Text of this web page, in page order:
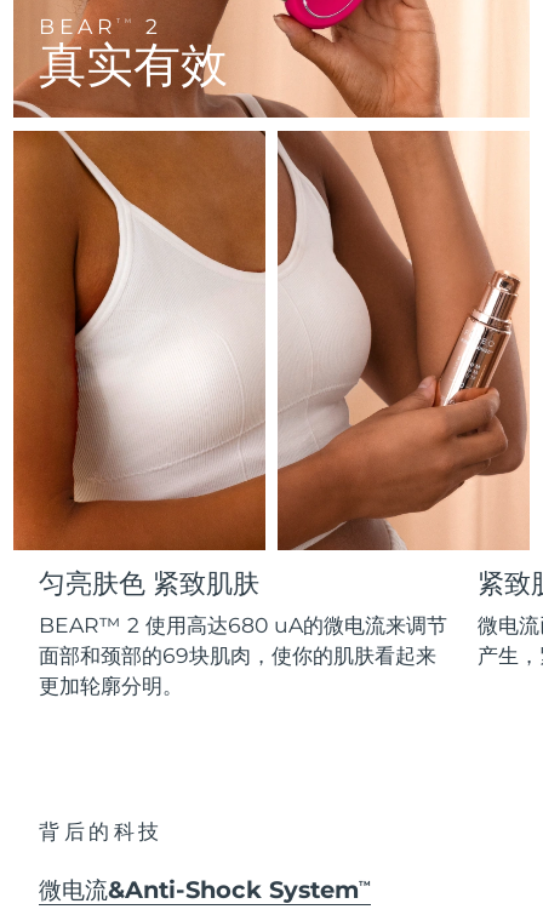
BEARTM 2
真实有效
匀亮肤色 紧致肌肤
BEAR™ 2 使用高达680 uA的微电流来调节
面部和颈部的69块肌肉，使你的肌肤看起来
更加轮廓分明。
紧致
微电
产生
背后的科技
微电流&Anti-Shock SystemTM
LUNA™ 护肤
Premium cleansers & balm
LUNA™ 设备
All facial cleansing devices
面膜
Rejuvenation & hydration
All deep facial hydration devices
issa™ Teeth Whitening Set
Dual LED + sonic device & 18% PAP gel
All silicone sonic toothbrushes
FAQ™ 103
Luxurious clinical anti-aging set
FAQ™ P1 Primer
Manuka honey primer
FAQ™护肤品
All FAQ™ skincare
FAQ™产品
All anti-aging treatments
FAQ™ 211
Anti-aging neck & décolleté LED mask
FAQ™ 221
Anti-aging LED hand mask
FAQ™护肤品
All FAQ™ skincare
FAQ™产品
All LED treatments
FAQ™ Scalp Serum
Scalp recovery probiotic serum
FAQ™护肤品
All FAQ™ skincare
FAQ™ 502
Full-Spectrum Red Light Therapy
FAQ™ Red Light Serum
FAQ™ products
All toning treatments
保健品
专业治疗
脱毛
PEACH™ 2 Pro Max
Professional IPL hair removal device
PEACH™ 2
IPL hair removal
PEACH™ 2 go
Travel-friendly IPL hair removal
PEACH™ Cooling Prep Gel
Cooling IPL hair removal gel
身体护理
Microcurrent body toning
LUNA™ 4 body
Massaging body brush
SUPERCHARGED™ serum
Firming body serum
痘肌护理
ESPADA™ 2 plus
Recurring acne LED therapy
Acne treatment device
ESPADA™ Blemish Solution
All acne treatment devices
眼部护理
BEAR™ 2 eyes & lips
Microcurrent line smoothing device
Rejuvenating eye massager
眼部护肤
All revitalizing eye massagers
毛孔护理
KIWI™ derma
Diamond microdermabrasion .
KIWI™ 皮肤护理
护发
LUNA™ 4 hair
2-in-1 LED scalp massager
LUNA™ Dual-Peptide Scalp
Serum
For healthy hair
牙齿美白
NEW
18% PAP
护肤品 男士
捷克 预计送达日期
丹麦 预计送达日期
爱沙尼亚 预计送达日期8/8/26
预计送达日期 8/8/26
预计送达日期 8/8/26
法属波利尼西亚 预计送达日期 8/12/26
预计送达日期8/8/26
直布罗陀 预计送达日期8/12/26
预计送达日期8/8/26
中国香港特别行政区 预计送达日期
匈牙利 8/8/26
冰岛 预计送达日期 8/9/26
印度尼西亚